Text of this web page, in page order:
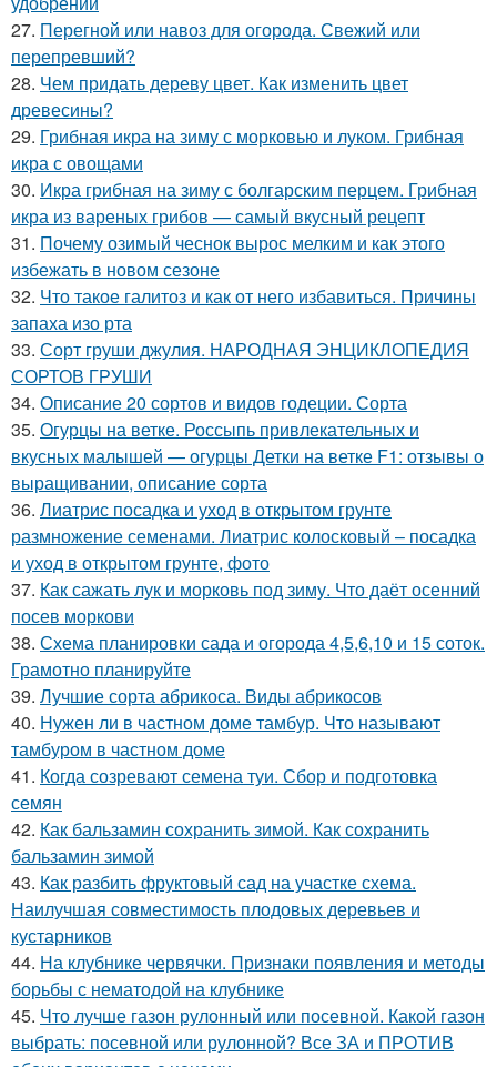
27. Перегной или навоз для огорода. Свежий или
перепревший?
28. Чем придать дереву цвет. Как изменить цвет
древесины?
29. Грибная икра на зиму с морковью и луком. Грибная
икра с овощами
30. Икра грибная на зиму с болгарским перцем. Грибная
икра из вареных грибов — самый вкусный рецепт
31. Почему озимый чеснок вырос мелким и как этого
избежать в новом сезоне
32. Что такое галитоз и как от него избавиться. Причины
запаха изо рта
33. Сорт груши джулия. НАРОДНАЯ ЭНЦИКЛОПЕДИЯ
СОРТОВ ГРУШИ
34. Описание 20 сортов и видов годеции. Сорта
35. Огурцы на ветке. Россыпь привлекательных и
вкусных малышей — огурцы Детки на ветке F1: отзывы о
выращивании, описание сорта
36. Лиатрис посадка и уход в открытом грунте
размножение семенами. Лиатрис колосковый – посадка
и уход в открытом грунте, фото
37. Как сажать лук и морковь под зиму. Что даёт осенний
посев моркови
38. Схема планировки сада и огорода 4,5,6,10 и 15 соток.
Грамотно планируйте
39. Лучшие сорта абрикоса. Виды абрикосов
40. Нужен ли в частном доме тамбур. Что называют
тамбуром в частном доме
41. Когда созревают семена туи. Сбор и подготовка
семян
42. Как бальзамин сохранить зимой. Как сохранить
бальзамин зимой
43. Как разбить фруктовый сад на участке схема.
Наилучшая совместимость плодовых деревьев и
кустарников
44. На клубнике червячки. Признаки появления и методы
борьбы с нематодой на клубнике
45. Что лучше газон рулонный или посевной. Какой газон
выбрать: посевной или рулонной? Все ЗА и ПРОТИВ